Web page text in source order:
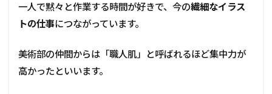
一人で黙々と作業する時間が好きで、今の繊細なイラス
トの仕事につながっています。
美術部の仲間からは「職人肌」と呼ばれるほど集中力が
高かったといいます。